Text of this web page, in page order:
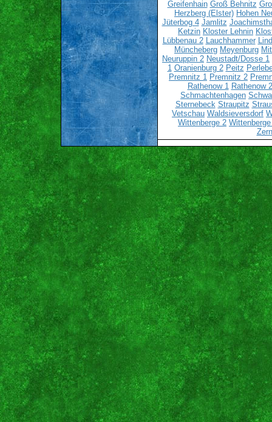
Greifenhain Groß Behnitz
Herzberg (Elster) Hohen
Jüterbog 4 Jamlitz
Ketzin Kloster Lehnin
Lübbenau 2 Lauchhammer
Müncheberg Meyenburg
Neuruppin 2 Neustadt/Dosse 1
1 Oranienburg 2 Peitz
Premnitz 1 Premnitz 2
Rathenow 1 Rathenow 2
Schmachtenhagen
Sternebeck Straupitz
Vetschau Waldsieversdorf
Wittenberge 2